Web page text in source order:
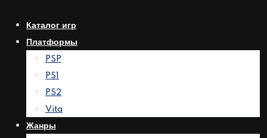
контенту
Каталог игр
Платформы
PSP
PS1
PS2
Vita
Жанры